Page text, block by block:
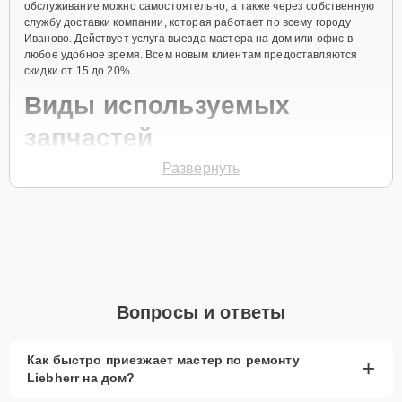
обслуживание можно самостоятельно, а также через собственную
службу доставки компании, которая работает по всему городу
Иваново. Действует услуга выезда мастера на дом или офис в
любое удобное время. Всем новым клиентам предоставляются
скидки от 15 до 20%.
Виды используемых
запчастей
Для ремонта морозильной камеры модели GNP 3255
активное использование устройства дольше
запчастей.
При наличии планов в скором времени заменить
Развернуть
Вопросы и ответы
Как быстро приезжает мастер по ремонту
Liebherr на дом?
+